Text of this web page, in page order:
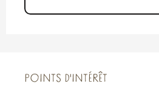
POINTS D'INTÉRÊT